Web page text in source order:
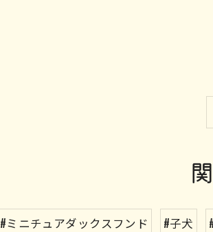
#ミニチュアダックスフンド #子犬